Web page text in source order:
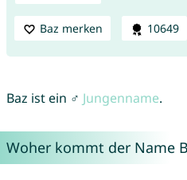
Baz merken 10649
Baz ist ein ♂ Jungenname.
Woher kommt der Name